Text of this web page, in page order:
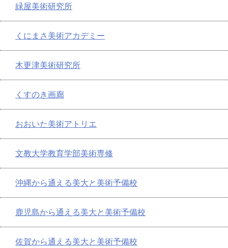
緑屋美術研究所
くにまさ美術アカデミー
木更津美術研究所
くすのき画廊
おおいた美術アトリエ
文教大学教育学部美術専修
沖縄から通える美大と美術予備校
鹿児島から通える美大と美術予備校
佐賀から通える美大と美術予備校